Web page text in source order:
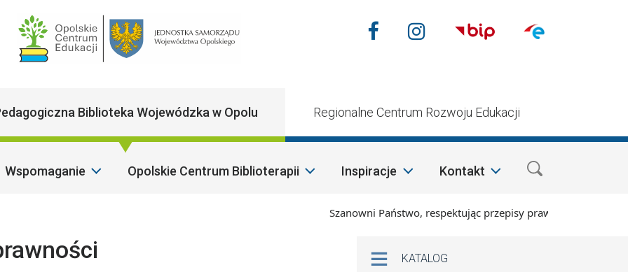
Main Navigation
Nasze media
FacebookInstagram
Biblioteka Wojewódzka w Opolu Regionalne Centrum Rozwoju Edukacji
Wspomaganie Opolskie Centrum Biblioterapii Inspiracje Kontakt
Szanowni Państwo, respektując przepisy prawa i mając na
Na skróty
KATALOG